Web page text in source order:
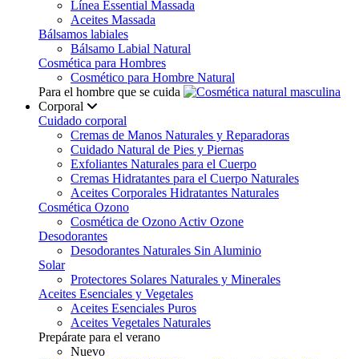
Línea Essential Massada
Aceites Massada
Bálsamos labiales
Bálsamo Labial Natural
Cosmética para Hombres
Cosmético para Hombre Natural
Para el hombre que se cuida
Corporal
Cuidado corporal
Cremas de Manos Naturales y Reparadoras
Cuidado Natural de Pies y Piernas
Exfoliantes Naturales para el Cuerpo
Cremas Hidratantes para el Cuerpo Naturales
Aceites Corporales Hidratantes Naturales
Cosmética Ozono
Cosmética de Ozono Activ Ozone
Desodorantes
Desodorantes Naturales Sin Aluminio
Solar
Protectores Solares Naturales y Minerales
Aceites Esenciales y Vegetales
Aceites Esenciales Puros
Aceites Vegetales Naturales
Prepárate para el verano
Nuevo